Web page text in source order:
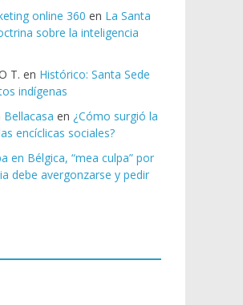
online 360 en La Santa
sobre la inteligencia
T. en Histórico: Santa Sede
indígenas
Bellacasa en ¿Cómo surgió la
encíclicas sociales?
en Bélgica, “mea culpa” por
debe avergonzarse y pedir